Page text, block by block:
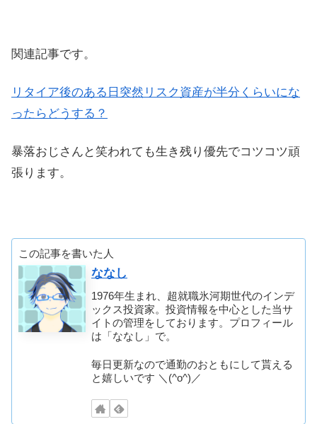
関連記事です。
リタイア後のある日突然リスク資産が半分くらいにな
ったらどうする？
暴落おじさんと笑われても生き残り優先でコツコツ頑
張ります。
この記事を書いた人
ななし
1976年生まれ、超就職氷河期世代のインデ
ックス投資家。投資情報を中心とした当サ
イトの管理をしております。プロフィール
は「ななし」で。
毎日更新なので通勤のおともにして貰える
と嬉しいです ＼(^o^)／